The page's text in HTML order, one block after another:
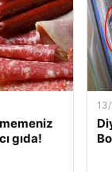
gıda!